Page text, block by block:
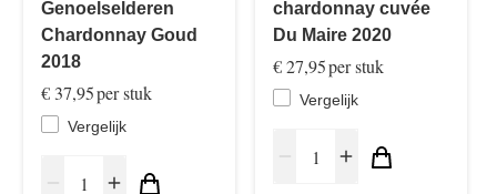
Genoelselderen
Chardonnay Goud
2018
€ 37,95per stuk
Vergelijk
add
chardonnay cuvée
Du Maire 2020
€ 27,95per stuk
Vergelijk
add